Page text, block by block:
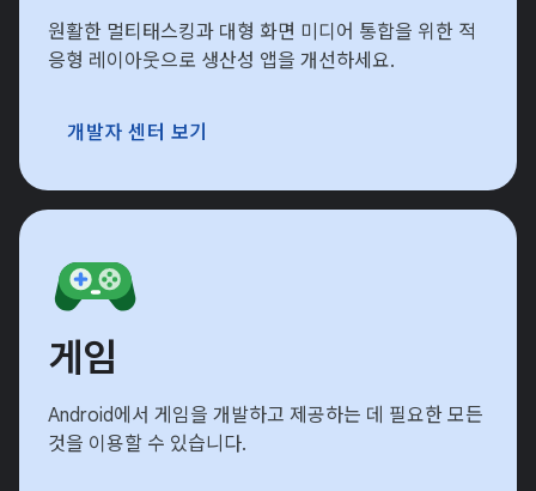
원활한 멀티태스킹과 대형 화면 미디어 통합을 위한 적
응형 레이아웃으로 생산성 앱을 개선하세요.
개발자 센터 보기
게임
Android에서 게임을 개발하고 제공하는 데 필요한 모든
것을 이용할 수 있습니다.